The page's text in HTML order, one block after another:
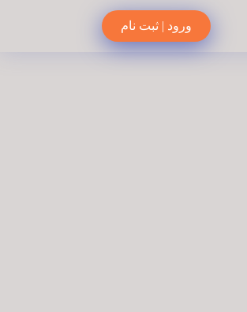
ورود | ثبت نام